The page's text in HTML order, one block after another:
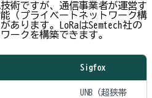
技術ですが、通信事業者が運営す
（プライベートネットワーク構
あります。LoRaはSemtech社の
ークを構築できます。
Sigfox
UNB（超狭帯